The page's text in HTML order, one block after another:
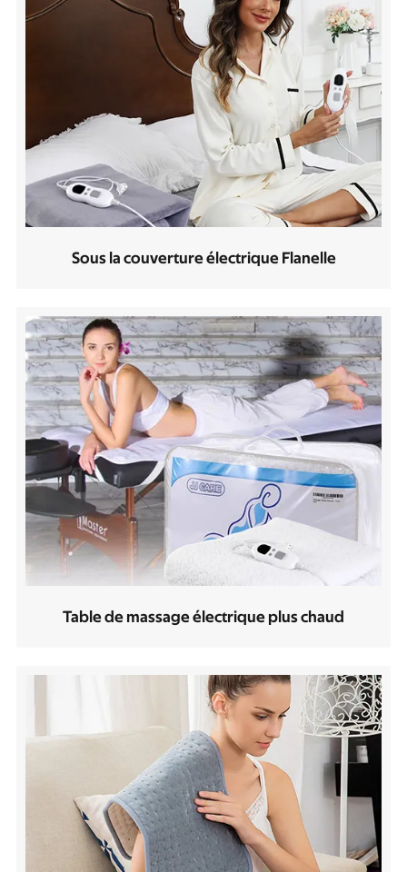
Sous la couverture électrique Flanelle
Table de massage électrique plus chaud